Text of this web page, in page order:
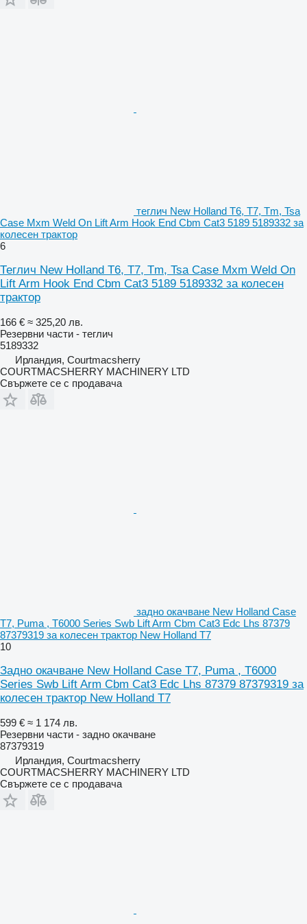
теглич New Holland T6, T7, Tm, Tsa
Case Mxm Weld On Lift Arm Hook End Cbm Cat3 5189 5189332 за
колесен трактор
6
Теглич New Holland T6, T7, Tm, Tsa Case Mxm Weld On
Lift Arm Hook End Cbm Cat3 5189 5189332 за колесен
трактор
166 € ≈ 325,20 лв.
Резервни части - теглич
5189332
Ирландия, Courtmacsherry
COURTMACSHERRY MACHINERY LTD
Свържете се с продавача
задно окачване New Holland Case
T7, Puma , T6000 Series Swb Lift Arm Cbm Cat3 Edc Lhs 87379
87379319 за колесен трактор New Holland T7
10
Задно окачване New Holland Case T7, Puma , T6000
Series Swb Lift Arm Cbm Cat3 Edc Lhs 87379 87379319 за
колесен трактор New Holland T7
599 € ≈ 1 174 лв.
Резервни части - задно окачване
87379319
Ирландия, Courtmacsherry
COURTMACSHERRY MACHINERY LTD
Свържете се с продавача